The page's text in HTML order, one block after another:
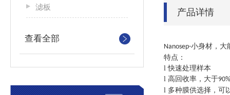
滤板
查看全部
产品详情
Nanosep-小身材，大
特点：
l快速处理样本
l 高回收率，大于90%
l 多种膜供选择，可